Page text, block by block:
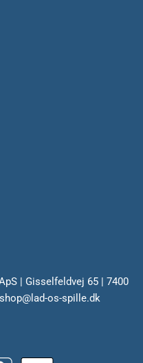
| Gisselfeldvej 65 | 7400
os-spille.dk